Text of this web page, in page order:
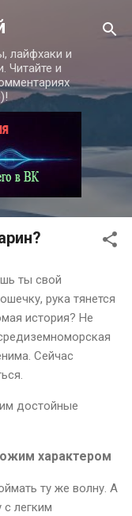
лайфхаки и
Читайте и
ты свой
рука тянется
история? Не
Сейчас
достойные
характером
ту же волну. А
легким